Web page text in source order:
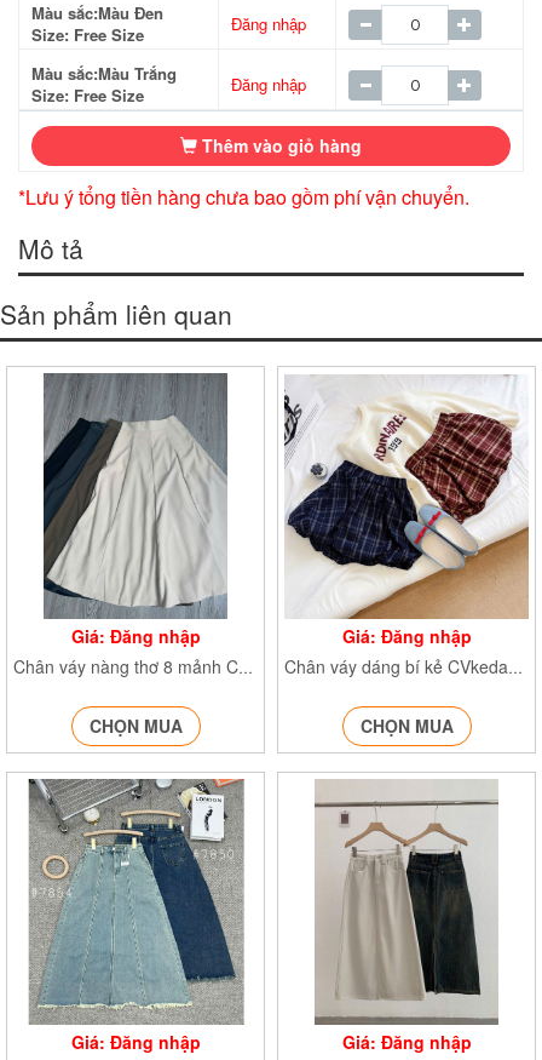
Màu sắc:Màu Đen
Size: Free Size
Đăng nhập
Màu sắc:Màu Trắng
Size: Free Size
Đăng nhập
Thêm vào giỏ hàng
*Lưu ý tổng tiền hàng chưa bao gồm phí vận chuyển.
Mô tả
Sản phẩm liên quan
Giá: Đăng nhập
Chân váy nàng thơ 8 mảnh Cv6907
CHỌN MUA
Giá: Đăng nhập
Chân váy dáng bí kẻ CVkedangbi811
CHỌN MUA
Giá: Đăng nhập Giá: Đăng nhập